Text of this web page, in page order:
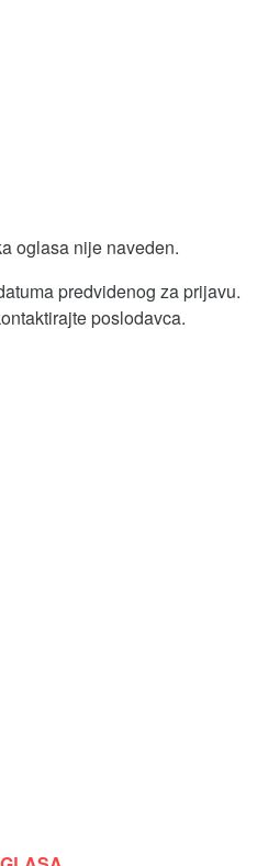
oglasa nije naveden.
predvidenog za prijavu.
poslodavca.